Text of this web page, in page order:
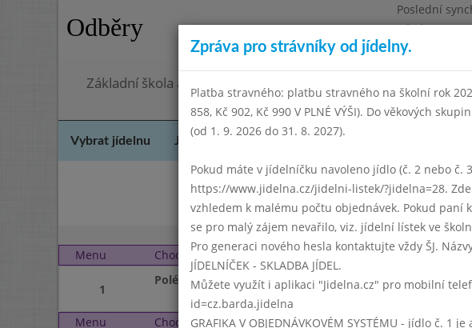
Odběry
Poslední
Pátek
Omezení
Základní škola a mateřská škola Chodov, Praha 4, Květnového
Vybrat jídelnu Jídelní lístek Kontakty a informace
Únor 2018 Březen
Menu
Chod Pondělí 2. 4. 2018 (11:40 - 14:00)
1
Polévka Velikonoční
Menu Chod Úterý 3. 4. 2018 (11:40 - 14:00)
Zpráva pro strávníky od jídelny.
Platba stravného: platbu stravného na školní rok
858, Kč 902, Kč 990 V PLNÉ VÝŠI). Do věkových
(od 1. 9. 2026 do 31. 8. 2027).
Pokud máte v jídelníčku navoleno jídlo (č. 2 nebo
https://www.jidelna.cz/jidelni-listek/?jidelna=28.
vzhledem k malému počtu objednávek. Pokud paní
se pro malý zájem nevařilo, viz. jídelní lístek ve
Pro generaci nového hesla kontaktujte vždy ŠJ.
JÍDELNÍČEK - SKLADBA JÍDEL.
Můžete využít i aplikaci "Jidelna.cz" pro mobilní
id=cz.barda.jidelna
GRAFIKA V OBJEDNÁVKOVÉM SYSTÉMU - jídlo č.